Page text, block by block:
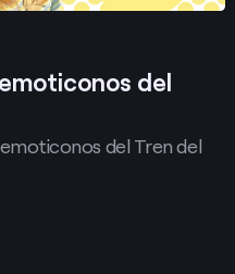
del
del Tren del